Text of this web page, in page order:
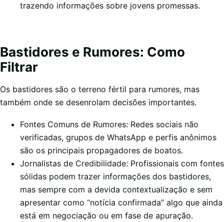
trazendo informações sobre jovens promessas.
Bastidores e Rumores: Como
Filtrar
Os bastidores são o terreno fértil para rumores, mas
também onde se desenrolam decisões importantes.
Fontes Comuns de Rumores: Redes sociais não
verificadas, grupos de WhatsApp e perfis anônimos
são os principais propagadores de boatos.
Jornalistas de Credibilidade: Profissionais com fontes
sólidas podem trazer informações dos bastidores,
mas sempre com a devida contextualização e sem
apresentar como “notícia confirmada” algo que ainda
está em negociação ou em fase de apuração.